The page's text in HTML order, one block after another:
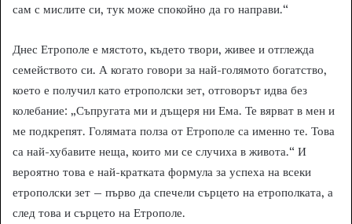
сам с мислите си, тук може спокойно да го направи.“
Днес Етрополе е мястото, където твори, живее и отглежда
семейството си. А когато говори за най-голямото богатство,
което е получил като етрополски зет, отговорът идва без
колебание: „Съпругата ми и дъщеря ни Ема. Те вярват в мен и
ме подкрепят. Голямата полза от Етрополе са именно те. Това
са най-хубавите неща, които ми се случиха в живота.“ И
вероятно това е най-кратката формула за успеха на всеки
етрополски зет – първо да спечели сърцето на етрополката, а
след това и сърцето на Етрополе.